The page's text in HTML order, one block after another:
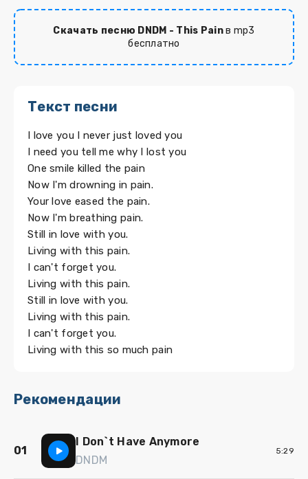
Скачать песню DNDM - This Painв mp3
бесплатно
Текст песни
I love you I never just loved you
I need you tell me why I lost you
One smile killed the pain
Now I'm drowning in pain.
Your love eased the pain.
Now I'm breathing pain.
Still in love with you.
Living with this pain.
I can't forget you.
Living with this pain.
Still in love with you.
Living with this pain.
I can't forget you.
Living with this so much pain
Рекомендации
01
I Don`t Have Anymore
DNDM
5:29